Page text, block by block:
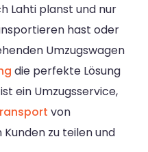
Lahti planst und nur
hast oder
Umzugswagen
die perfekte Lösung
ein Umzugsservice,
von
zu teilen und